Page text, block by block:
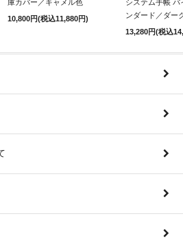
庫カバー／キャメル色
10,800円(税込11,880円)
システム手帳 バ
ンダード／ダー
13,280円(税込